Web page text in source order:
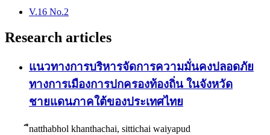
V.16 No.2
Research articles
แนวทางการบริหารจัดการความมั่นคงปลอดภัย
ทางการเมืองการปกครองท้องถิ่น ในจังหวัด
ชายแดนภาคใต้ของประเทศไทย
ืnatthabhol khanthachai, sittichai waiyapud